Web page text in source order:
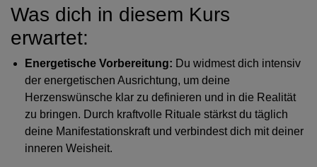
Was dich in diesem Kurs
erwartet:
Energetische Vorbereitung: Du widmest dich intensiv
der energetischen Ausrichtung, um deine
Herzenswünsche klar zu definieren und in die Realität
zu bringen. Durch kraftvolle Rituale stärkst du täglich
deine Manifestationskraft und verbindest dich mit deiner
inneren Weisheit.